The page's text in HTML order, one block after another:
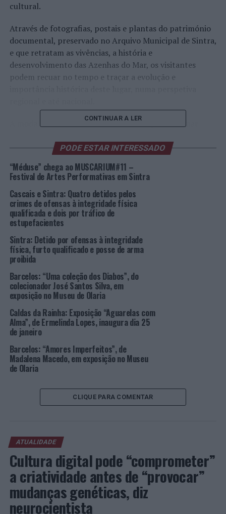
cultural.
Através de fotografias, postais e plantas do património
documental, preservado no Arquivo Municipal de Sintra,
e que retratam as vivências, a história e
desenvolvimento das Azenhas do Mar, os visitantes
podem recuar no tempo e traçar a evolução e
A moda de ir a banhos e de fazer férias junto ao mar
influência da família real, afastando definitivamente a
terapêuticos.
Esta exposição temporária, ao ar livre, está dividida em
dois núcleos, um deles na zona ajardinada junto à
piscina e o segundo núcleo no miradouro, junto às
escadas.
Nesta exposição a Câmara de Sintra pretende, de um
modo informal e recorrendo a imagens e documentos de
época, desvendar algumas das memórias deste lugar e
recordar como no decurso dos anos se fez a evolução em
todas as suas vertentes das Azenhas do Mar.
Imagem: CMS.
TÓPICOS RELACIONADOS: AZENHAS DO MAR
EXPOSIÇÃO
HISTÓRIA SINTRA
Surf: Portuguesa Yolanda Hopkins sagra-se tricampeã
requalificação de dólmen do megalítico
CONTINUAR A LER
PODE ESTAR INTERESSADO
“Méduse” chega ao MUSCARIUM#11 –
Festival de Artes Performativas em Sintra
Cascais e Sintra: Quatro detidos pelos
crimes de ofensas à integridade física
qualificada e dois por tráfico de
estupefacientes
Sintra: Detido por ofensas à integridade
física, furto qualificado e posse de arma
proibida
Barcelos: “Uma coleção dos Diabos”, do
colecionador José Santos Silva, em
exposição no Museu de Olaria
Caldas da Rainha: Exposição “Aguarelas com
Alma”, de Ermelinda Lopes, inaugura dia 25
de janeiro
Barcelos: “Amores Imperfeitos”, de
Madalena Macedo, em exposição no Museu
de Olaria
CLIQUE PARA COMENTAR
ATUALIDADE
Cultura digital pode “comprometer”
a criatividade antes de “provocar”
mudanças genéticas, diz
neurocientista